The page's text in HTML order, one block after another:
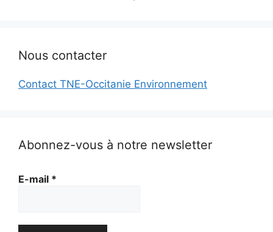
Nous contacter
Contact TNE-Occitanie Environnement
Abonnez-vous à notre newsletter
E-mail *